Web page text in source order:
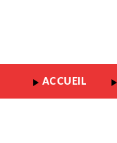
ACCUEIL